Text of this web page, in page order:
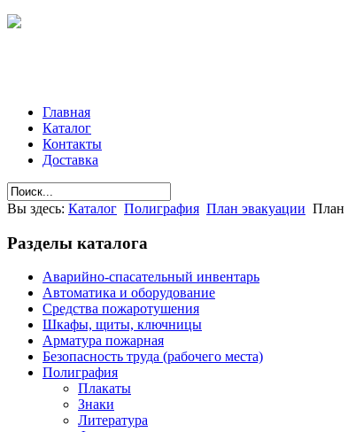
Главная
Каталог
Контакты
Доставка
Вы здесь: Каталог Полиграфия План эвакуации План
Разделы каталога
Аварийно-спасательный инвентарь
Автоматика и оборудование
Средства пожаротушения
Шкафы, щиты, ключницы
Арматура пожарная
Безопасность труда (рабочего места)
Полиграфия
Плакаты
Знаки
Литература